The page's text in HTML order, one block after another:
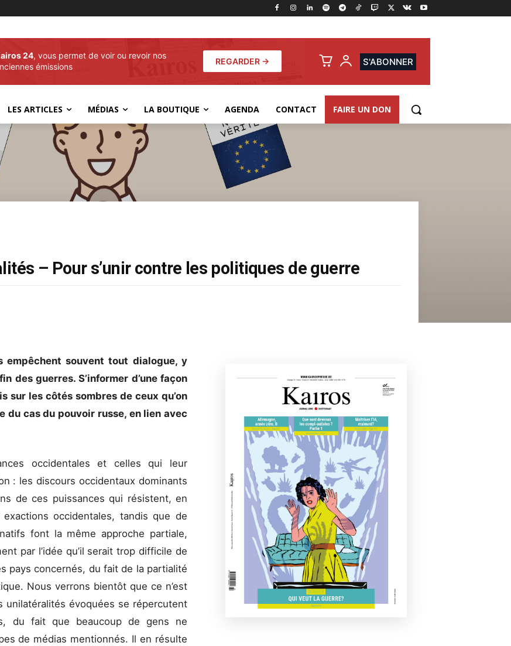
24, vous permet de voir ou revoir nos
émissions
REGARDER → S'ABONNER
LES ARTICLES MÉDIAS LA BOUTIQUE AGENDA CONTACT FAIRE UN DON
– Pour s’unir contre les politiques de guerre
souvent tout dialogue, y
des guerres. S’informer d’une façon
sur les côtés sombres de ceux qu’on
cas du pouvoir russe, en lien avec
occidentales et celles qui leur
: les discours occidentaux dominants
de ces puissances qui résistent, en
occidentales, tandis que de
font la même approche partiale,
par l’idée qu’il serait trop difficile de
pays concernés, du fait de la partialité
Nous verrons bientôt que ce n’est
unilatéralités évoquées se répercutent
du fait que beaucoup de gens ne
de médias mentionnés. Il en résulte